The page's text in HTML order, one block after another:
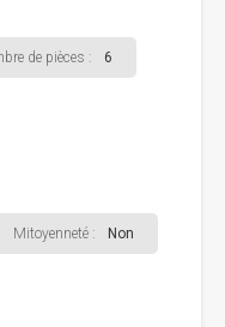
de pièces : 6
Mitoyenneté : Non